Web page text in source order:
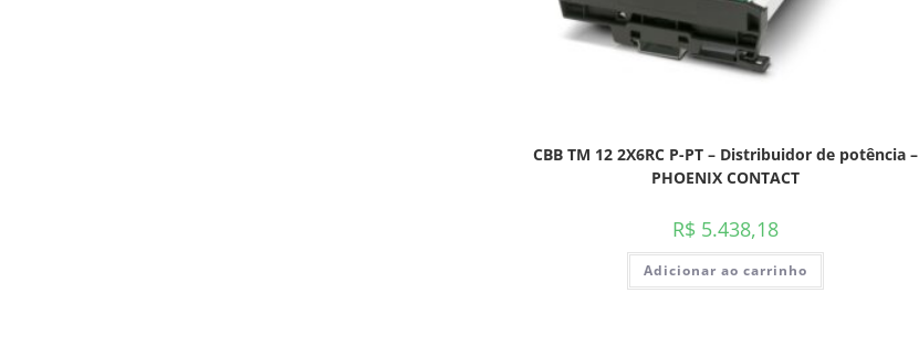
CBB TM 12 2X6RC P-PT – Distribuidor de potência –
PHOENIX CONTACT
R$ 5.438,18
Adicionar ao carrinho